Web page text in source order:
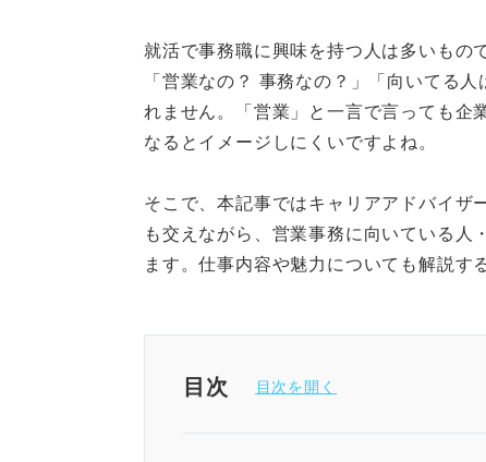
就活で事務職に興味を持つ人は多いもの
「営業なの？ 事務なの？」「向いてる
れません。「営業」と一言で言っても企
なるとイメージしにくいですよね。
そこで、本記事ではキャリアアドバイザ
も交えながら、営業事務に向いている人
ます。仕事内容や魅力についても解説す
目次